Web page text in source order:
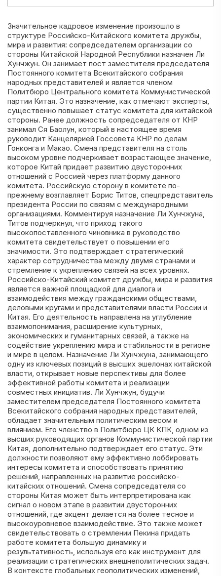
Значительное кадровое изменение произошло в
структуре Российско-Китайского комитета дружбы,
мира и развития: сопредседателем организации со
стороны Китайской Народной Республики назначен Ли
Хунчжун. Он занимает пост заместителя председателя
Постоянного комитета Всекитайского собрания
народных представителей и является членом
Политбюро Центрального комитета Коммунистической
партии Китая. Это назначение, как отмечают эксперты,
существенно повышает статус комитета для китайской
стороны. Ранее должность сопредседателя от КНР
занимал Ся Баолун, который в настоящее время
руководит Канцелярией Госсовета КНР по делам
Гонконга и Макао. Смена представителя на столь
высоком уровне подчеркивает возрастающее значение,
которое Китай придает развитию двусторонних
отношений с Россией через платформу данного
комитета. Российскую сторону в комитете по-
прежнему возглавляет Борис Титов, спецпредставитель
президента России по связям с международными
организациями. Комментируя назначение Ли Хунчжуна,
Титов подчеркнул, что приход такого
высокопоставленного чиновника в руководство
комитета свидетельствует о повышении его
значимости. Это подтверждает стратегический
характер сотрудничества между двумя странами и
стремление к укреплению связей на всех уровнях.
Российско-Китайский комитет дружбы, мира и развития
является важной площадкой для диалога и
взаимодействия между гражданскими обществами,
деловыми кругами и представителями власти России и
Китая. Его деятельность направлена на углубление
взаимопонимания, расширение культурных,
экономических и гуманитарных связей, а также на
содействие укреплению мира и стабильности в регионе
и мире в целом. Назначение Ли Хунчжуна, занимающего
одну из ключевых позиций в высших эшелонах китайской
власти, открывает новые перспективы для более
эффективной работы комитета и реализации
совместных инициатив. Ли Хунчжун, будучи
заместителем председателя Постоянного комитета
Всекитайского собрания народных представителей,
обладает значительным политическим весом и
влиянием. Его членство в Политбюро ЦК КПК, одном из
высших руководящих органов Коммунистической партии
Китая, дополнительно подтверждает его статус. Эти
должности позволяют ему эффективно лоббировать
интересы комитета и способствовать принятию
решений, направленных на развитие российско-
китайских отношений. Смена сопредседателя со
стороны Китая может быть интерпретирована как
сигнал о новом этапе в развитии двусторонних
отношений, где акцент делается на более тесное и
высокоуровневое взаимодействие. Это также может
свидетельствовать о стремлении Пекина придать
работе комитета большую динамику и
результативность, используя его как инструмент для
реализации стратегических внешнеполитических задач.
В контексте глобальных геополитических изменений,